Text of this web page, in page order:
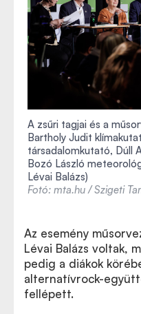
A zsűri tagjai és a
Bartholy Judit
társadalomkutató, Dúll
Bozó László
Lévai Balázs)
Fotó: mta.hu / Szigeti
Az esemény
Lévai Balázs voltak,
pedig a diákok
alternatívrock-
fellépett.